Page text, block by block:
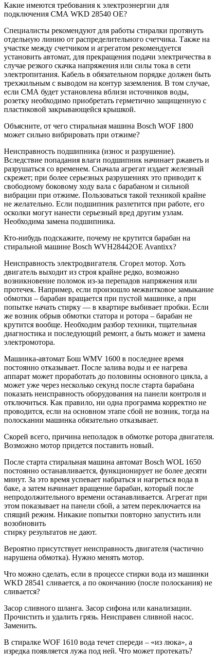
Какие имеются требования к электроэнергии для
подключения СМА WKD 28540 OE?
Специалисты рекомендуют для работы стиралки протянуть
отдельную линию от распределительного счетчика. Также на
участке между счетчиком и агрегатом рекомендуется
установить автомат, для прекращения подачи электричества в
случае резкого скачка напряжения или силы тока в сети
электропитания. Кабель в обязательном порядке должен быть
трехжильным с выводом на контур заземления. В том случае,
если СМА будет установлена вблизи источников воды,
розетку необходимо приобретать герметично защищенную с
пластиковой закрывающейся крышкой.
Объясните, от чего стиральная машина Bosch WOF 1800
может сильно вибрировать при отжиме?
Неисправность подшипника (износ и разрушение).
Вследствие попадания влаги подшипник начинает ржаветь и
разрушаться со временем. Сначала агрегат издает железный
скрежет; при более серьезных разрушениях это приводит к
свободному боковому ходу вала с барабаном и сильной
вибрации при отжиме. Пользоваться такой техникой крайне
не желательно. Если подшипник разлетится при работе, его
осколки могут нанести серьезный вред другим узлам.
Необходима замена подшипника.
Кто-нибудь подскажите, почему не крутится барабан на
стиральной машине Bosch WVH28442OE Avantixx?
Неисправность электродвигателя. Сгорел мотор. Хоть
двигатель выходит из строя крайне редко, возможно
возникновение поломок из-за перепадов напряжения или
протечек. Например, если произошло межвитковое замыкание
обмотки – барабан вращается при пустой машинке, а при
попытке начать стирку — в квартире выбивает пробки. Если
же возник обрыв обмотки статора и ротора – барабан не
крутится вообще. Необходим разбор техники, тщательная
диагностика и последующий ремонт, а быть может и замена
электромотора.
Машинка-автомат Бош WMV 1600 в последнее время
постоянно отказывает. После залива воды и ее нагрева
аппарат может проработать до половины основного цикла, а
может уже через несколько секунд после старта барабана
показать неисправность оборудования на панели контроля и
отключиться. Как правило, ни одна программа корректно не
проводится, если на основном этапе сбой не возник, тогда на
полоскании машинка обязательно отказывает.
Скорей всего, причина неполадок в обмотке ротора двигателя.
Возможно мотор придется поставить новый.
После старта стиральная машина автомат Bosch WOL 1650
постоянно останавливается, функционирует не более десяти
минут. За это время успевает набраться и нагреться вода в
баке, а затем начинает вращение барабан, который после
непродолжительного времени останавливается. Агрегат при
этом показывает на панели сбой, а затем переключается на
спящий режим. Никакие попытки повторно запустить или
возобновить
стирку результатов не дают.
Вероятно присутствует неисправность двигателя (частично
нарушена обмотка). Нужно менять мотор.
Что можно сделать, если в процессе стирки вода из машинки
WKD 28541 сливается, а по окончанию (после полоскания) не
сливается?
Засор сливного шланга. Засор сифона или канализации.
Прочистить и удалить грязь. Неисправен сливной насос.
Заменить.
В стиралке WOF 1610 вода течет спереди – «из люка», а
изредка появляется лужа под ней. Что может протекать?